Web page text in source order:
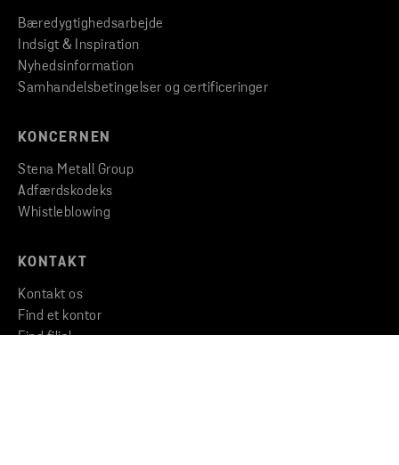
Bæredygtighedsarbejde
Indsigt & Inspiration
Nyhedsinformation
Samhandelsbetingelser og certificeringer
KONCERNEN
Stena Metall Group
Adfærdskodeks
Whistleblowing
KONTAKT
Kontakt os
Find et kontor
Find filial